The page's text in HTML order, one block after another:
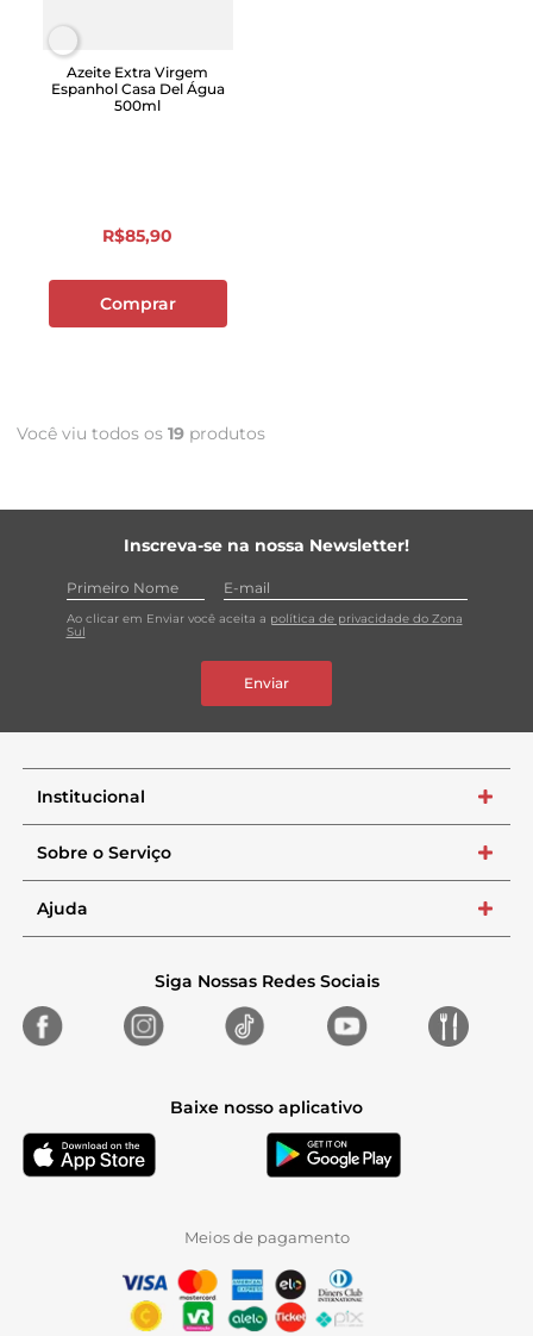
Azeite Extra Virgem
Espanhol Casa Del Água
500ml
R$85,90
Comprar
Você viu todos os 19 produtos
Inscreva-se na nossa Newsletter!
Ao clicar em Enviar você aceita a política de privacidade do Zona
Sul
Enviar
Institucional +
Sobre o Serviço +
Ajuda +
Siga Nossas Redes Sociais
Baixe nosso aplicativo
Meios de pagamento